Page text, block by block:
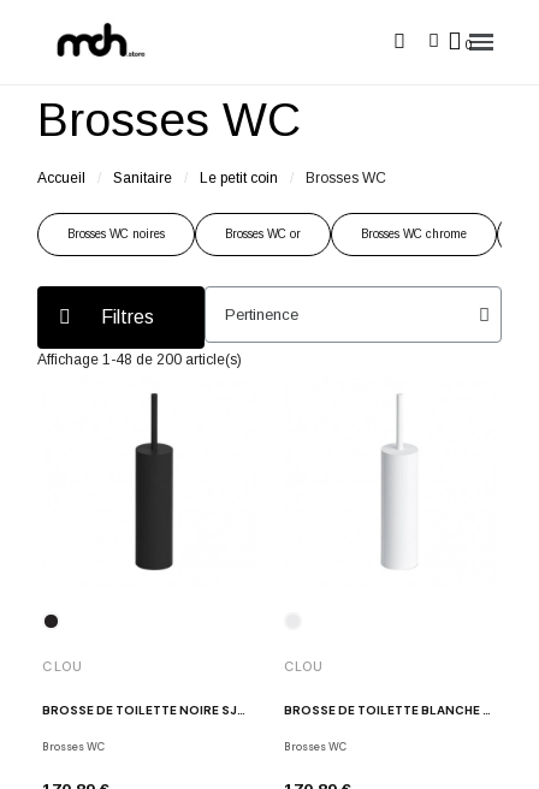
Brosses WC
Accueil Sanitaire Le petit coin Brosses WC
Brosses WC noires Brosses WC or Brosses WC chrome
Filtres
Affichage 1-48 de 200 article(s)
CLOU
BROSSE DE TOILETTE NOIRE SJOKKER
Brosses WC
CLOU
BROSSE DE TOILETTE BLANCHE SJOKKER
Brosses WC